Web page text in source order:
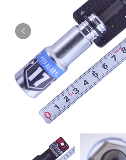
採用情報
お問い合わせはこちら